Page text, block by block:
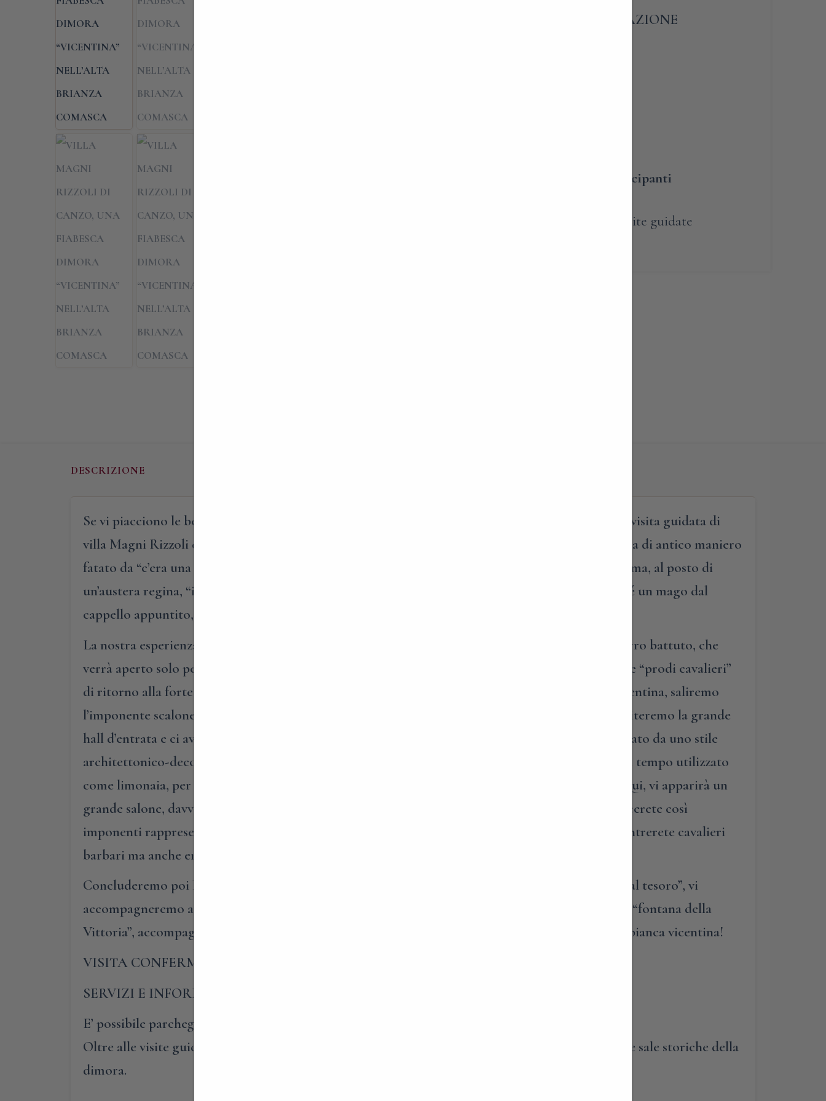
VISITA CONFERMATA – PRENOTAZIONE
Inserisci qui sotto il numero dei partecipanti
Visite guidate
DESCRIZIONE
Se vi piacciono le belle atmosfere fiabesche e le favolose dimore d’altri tempi, vi proponiamo una visita guidata di
villa Magni Rizzoli di Canzo, una delle dimore più sfarzose ed eclettiche dell’alta Brianza, una sorta di antico maniero
fatato da “c’era una volta”. Per l’occasione, vi coinvolgeremo in una vera e propria fiaba moderna, ma, al posto di
un’austera regina, “incontrerete” un ricco vicentino, canzese di nascita, di nome Magno, e, anziché un mago dal
cappello appuntito, “conoscerete” due prodigiosi artisti dai magici pennelli…
La nostra esperienza avrà inizio proprio dal maestoso cancello d’ingresso, realizzato in pesante ferro battuto, che
verrà aperto solo per noi, per permetterci di percorrere il maestoso viale di accesso, proprio come “prodi cavalieri”
di ritorno alla fortezza. La villa ci apparirà come una grande magione neo-medievale in pietra vicentina, saliremo
l’imponente scalone esterno e, “deposti gli elmi”, entreremo nei meravigliosi ambienti interni. Visiteremo la grande
hall d’entrata e ci avvicenderemo nei piacevolissimi salotti di rappresentanza, ciascuno caratterizzato da uno stile
architettonico-decorativo differente. Proseguiremo poi lungo un bellissimo corridoio vetrato, un tempo utilizzato
come limonaia, per raggiungere una vera e propria “sala del trono”, la storica biblioteca di casa. Qui, vi apparirà un
grande salone, davvero sorprendente, interamente affrescato da Silvio Bicchi su tutti i lati: conoscerete così
imponenti rappresentazioni di vicende umane, del bene e del male, della guerra e della pace; incontrerete cavalieri
barbari ma anche eroi italiani!
Concluderemo poi la nostra fiaba nel grande parco della dimora e, come in una moderna “caccia al tesoro”, vi
accompagneremo alla scoperta dei suoi gioielli nascosti. Incontreremo un piccolo anfiteatro, e la “fontana della
Vittoria”, accompagnati da qualche strana statua brianzola…ma rigorosamente scolpita in pietra bianca vicentina!
VISITA CONFERMATA – PRENOTAZIONE OBBLIGATORIA
SERVIZI E INFORMAZIONI UTILI
E’ possibile parcheggiare all’interno della proprietà.
Oltre alle visite guidate di Villago, è possibile organizzare in villa eventi privati, pranzi e cene nelle sale storiche della
dimora.